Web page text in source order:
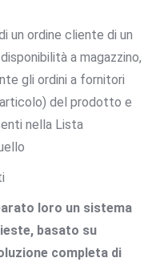
un ordine cliente di un
a magazzino,
gli ordini a fornitori
del prodotto e
nella Lista
loro un sistema
basato su
completa di